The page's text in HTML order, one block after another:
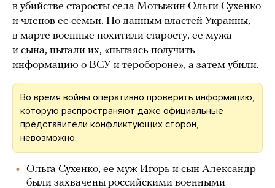
в убийстве старосты села Мотыжин Ольги Сухенко
и членов ее семьи. По данным властей Украины,
в марте военные похитили старосту, ее мужа
и сына, пытали их, «пытаясь получить
информацию о ВСУ и теробороне», а затем убили.
Во время войны оперативно проверить информацию,
которую распространяют даже официальные
представители конфликтующих сторон,
невозможно.
Ольга Сухенко, ее муж Игорь и сын Александр
были захвачены российскими военными